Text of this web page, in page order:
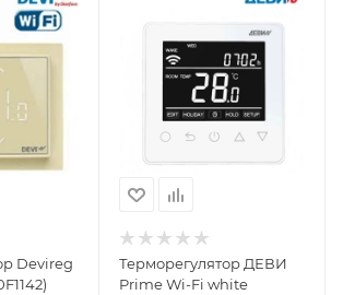
Devireg
Терморегулятор ДЕВИ
Prime Wi-Fi white